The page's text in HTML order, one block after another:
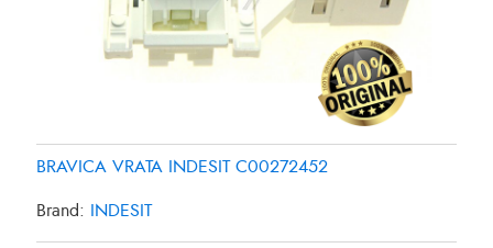
BRAVICA VRATA INDESIT C00272452
Brand: INDESIT